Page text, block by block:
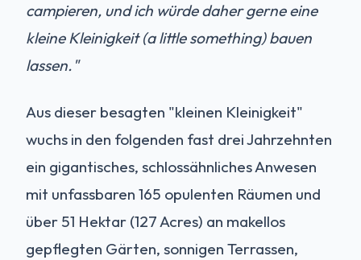
campieren, und ich würde daher gerne eine
kleine Kleinigkeit (a little something) bauen
lassen."
Aus dieser besagten "kleinen Kleinigkeit"
wuchs in den folgenden fast drei Jahrzehnten
ein gigantisches, schlossähnliches Anwesen
mit unfassbaren 165 opulenten Räumen und
über 51 Hektar (127 Acres) an makellos
gepflegten Gärten, sonnigen Terrassen,